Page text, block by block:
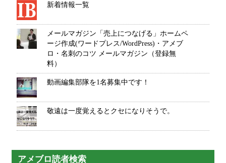
新着情報一覧
メールマガジン「売上につなげる」ホームペ
ージ作成(ワードプレス/WordPress)・アメブ
ロ・名刺のコツ メールマガジン（登録無
料）
動画編集部隊を1名募集中です！
敬遠は一度覚えるとクセになりそうで。
アメブロ読者検索